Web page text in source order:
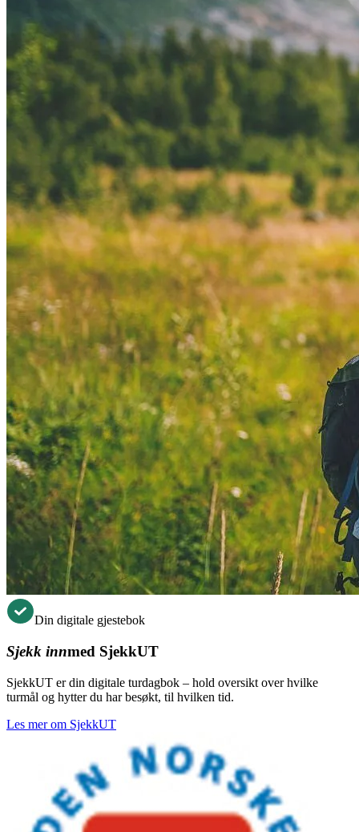
Din digitale gjestebok
Sjekk innmed SjekkUT
SjekkUT er din digitale turdagbok – hold oversikt over hvilke
turmål og hytter du har besøkt, til hvilken tid.
Les mer om SjekkUT